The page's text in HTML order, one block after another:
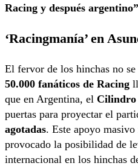
Racing y después
‘Racingmanía’ en
El fervor de los hinchas no se
50.000 fanáticos de Racing
que en Argentina, el Cilindro
puertas para proyectar el
agotadas. Este apoyo
provocado la posibilidad de
internacional en los hinchas